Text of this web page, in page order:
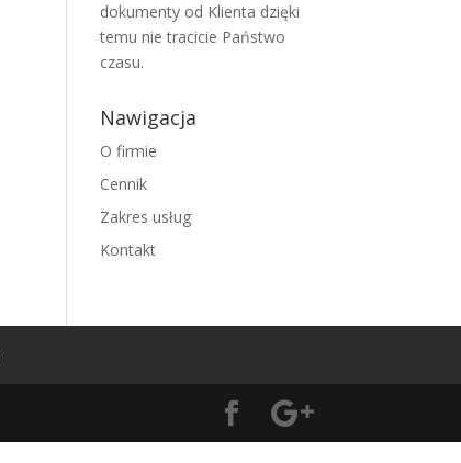
dokumenty od Klienta dzięki
temu nie tracicie Państwo
czasu.
Nawigacja
O firmie
Cennik
Zakres usług
Kontakt